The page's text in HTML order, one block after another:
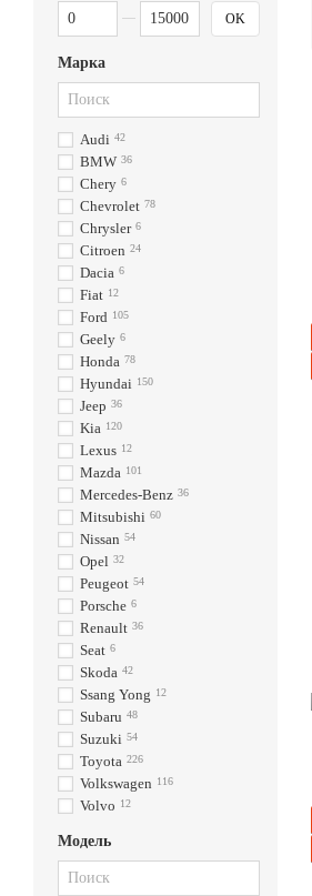
От Цена, грн
До Цена, грн
OK
Марка
Audi 42
BMW 36
Chery 6
Chevrolet 78
Chrysler 6
Citroen 24
Dacia 6
Fiat 12
Ford 105
Geely 6
Honda 78
Hyundai 150
Jeep 36
Kia 120
Lexus 12
Mazda 101
Mercedes-Benz 36
Mitsubishi 60
Nissan 54
Opel 32
Peugeot 54
Porsche 6
Renault 36
Seat 6
Skoda 42
Ssang Yong 12
Subaru 48
Suzuki 54
Toyota 226
Volkswagen 116
Volvo 12
Модель